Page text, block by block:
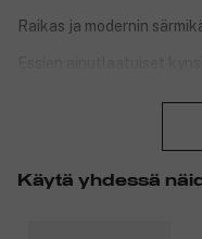
Raikas ja modernin
ovat tuttu näky myös
on taidetta! Kynsilakka
Tuotenumero:3016284
Käytä yhdessä